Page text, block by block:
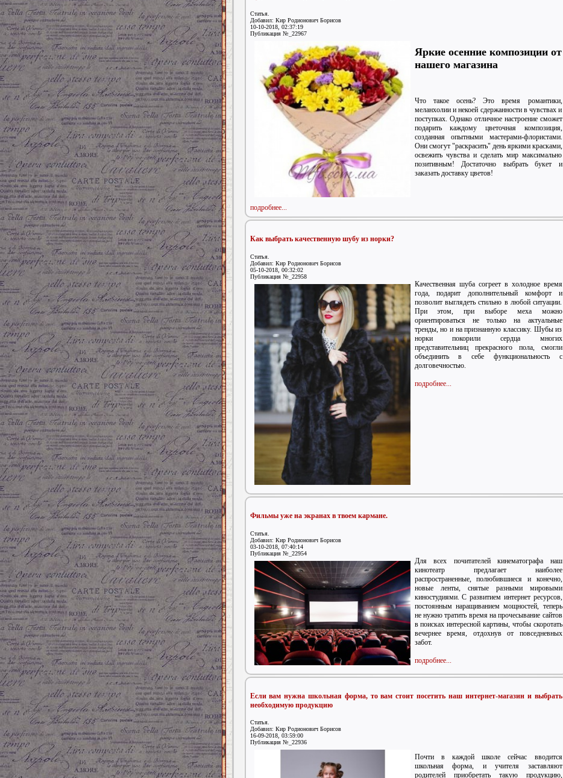
Статья.
Добавил: Кир Родионович Борисов
10-10-2018, 02:37:19
Публикация №_22967
Яркие осенние композиции от
нашего магазина
Что такое осень? Это время романтики,
меланхолии и некоей сдержанности в чувствах и
поступках. Однако отличное настроение сможет
подарить каждому цветочная композиция,
созданная опытными мастерами-флористами.
Они смогут "раскрасить" день яркими красками,
освежить чувства и сделать мир максимально
позитивным! Достаточно выбрать букет и
заказать доставку цветов!
подробнее...
Как выбрать качественную шубу из норки?
Статья.
Добавил: Кир Родионович Борисов
05-10-2018, 00:32:02
Публикация №_22958
Качественная шуба согреет в холодное время
года, подарит дополнительный комфорт и
позволит выглядеть стильно в любой ситуации.
При этом, при выборе меха можно
ориентироваться не только на актуальные
тренды, но и на признанную классику. Шубы из
норки покорили сердца многих
представительниц прекрасного пола, смогли
объединить в себе функциональность с
долговечностью.
подробнее...
Фильмы уже на экранах в твоем кармане.
Статья.
Добавил: Кир Родионович Борисов
03-10-2018, 07:40:14
Публикация №_22954
Для всех почитателей кинематографа наш
кинотеатр предлагает наиболее
распространенные, полюбившиеся и конечно,
новые ленты, снятые разными мировыми
киностудиями. С развитием интернет ресурсов,
постоянным наращиванием мощностей, теперь
не нужно тратить время на прочесывание сайтов
в поисках интересной картины, чтобы скоротать
вечернее время, отдохнув от повседневных
забот.
подробнее...
Если вам нужна школьная форма, то вам стоит посетить наш интернет-магазин и выбрать
необходимую продукцию
Статья.
Добавил: Кир Родионович Борисов
16-09-2018, 03:59:00
Публикация №_22936
Почти в каждой школе сейчас вводится
школьная форма, и учителя заставляют
родителей приобретать такую продукцию,